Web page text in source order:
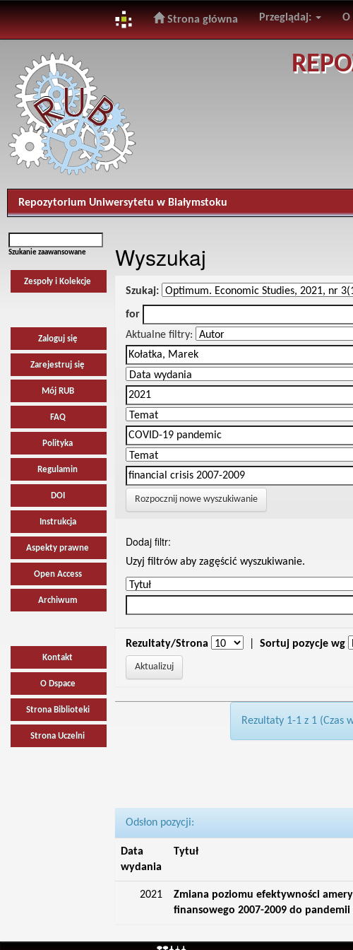
navigation
Strona główna Przeglądaj: O
Repozytorium Uniwersytetu w Białymstoku
Szukanie zaawansowane
Zespoły i Kolekcje
Zaloguj się
Zarejestruj się
Mój RUB
FAQ
Polityka
Regulamin
DOI
Instrukcja
Aspekty prawne
Open Access
Archiwum
Kontakt
O Dspace
Strona Biblioteki
Strona Uczelni
Wyszukaj
Szukaj:
for
Aktualne filtry:
Rozpocznij nowe wyszukiwanie
Dodaj filtr:
Uzyj filtrów aby zagęścić wyszukiwanie.
Rezultaty/Strona Sortuj pozycje wg
Rezultaty 1-1 z 1 (Czas
Odsłon pozycji:
Data
wydania
Tytuł
2021
Zmiana poziomu efektywności
finansowego 2007-2009 do pandemii